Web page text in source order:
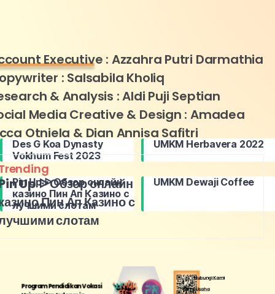
Executive : Azzahra Putri Darmathia
: Salsabila Kholiq
& Analysis : Aldi Puji Septian
Media Creative & Design : Amadea
Otniela & Dian Annisa Safitri
Up ᐉ Обзор онлайн
Пин Ап Казино с
слотам
Des G Koa Dynasty
Vokhum Fest 2023
UMKM Herbavera 2022
Pin Up ᐉ Обзор онлайн
казино Пин Ап Казино с
лучшими слотам
UMKM Dewaji Coffee
Program Pendidikan Vokasi
Hubungi Kami
Mitra Usaha